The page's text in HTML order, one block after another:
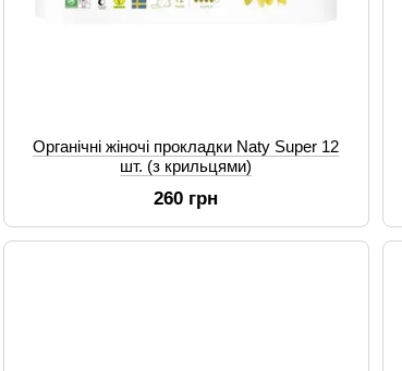
Органічні жіночі прокладки Naty Super 12
шт. (з крильцями)
260 грн